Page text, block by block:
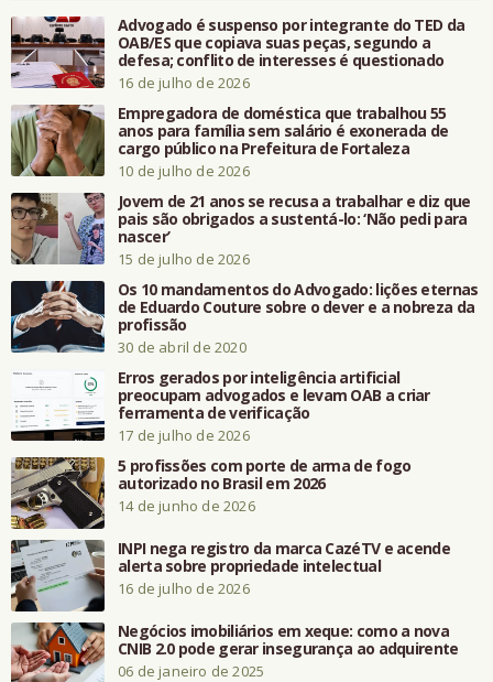
Advogado é suspenso por integrante do TED da
OAB/ES que copiava suas peças, segundo a
defesa; conflito de interesses é questionado
16 de julho de 2026
Empregadora de doméstica que trabalhou 55
anos para família sem salário é exonerada de
cargo público na Prefeitura de Fortaleza
10 de julho de 2026
Jovem de 21 anos se recusa a trabalhar e diz que
pais são obrigados a sustentá-lo: ‘Não pedi para
nascer’
15 de julho de 2026
Os 10 mandamentos do Advogado: lições eternas
de Eduardo Couture sobre o dever e a nobreza da
profissão
30 de abril de 2020
Erros gerados por inteligência artificial
preocupam advogados e levam OAB a criar
ferramenta de verificação
17 de julho de 2026
5 profissões com porte de arma de fogo
autorizado no Brasil em 2026
14 de junho de 2026
INPI nega registro da marca CazéTV e acende
alerta sobre propriedade intelectual
16 de julho de 2026
Negócios imobiliários em xeque: como a nova
CNIB 2.0 pode gerar insegurança ao adquirente
06 de janeiro de 2025